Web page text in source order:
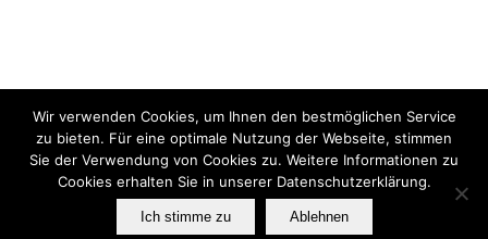
Wir verwenden Cookies, um Ihnen den bestmöglichen Service
zu bieten. Für eine optimale Nutzung der Webseite, stimmen
Sie der Verwendung von Cookies zu. Weitere Informationen zu
Cookies erhalten Sie in unserer Datenschutzerklärung.
Ich stimme zu Ablehnen